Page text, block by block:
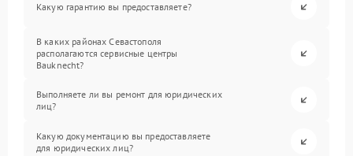
Какую гарантию вы предоставляете?
В каких районах Севастополя
располагаются сервисные центры
Bauknecht?
Выполняете ли вы ремонт для юридических
лиц?
Какую документацию вы предоставляете
для юридических лиц?